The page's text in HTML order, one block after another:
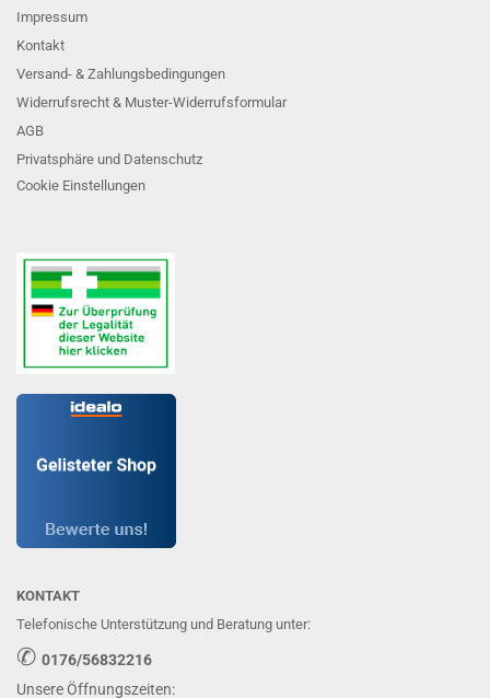
Impressum
Kontakt
Versand- & Zahlungsbedingungen
Widerrufsrecht & Muster-Widerrufsformular
AGB
Privatsphäre und Datenschutz
Cookie Einstellungen
KONTAKT
Telefonische Unterstützung und Beratung unter:
✆ 0176/56832216
Unsere Öffnungszeiten: